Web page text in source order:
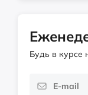
Будь в курсе